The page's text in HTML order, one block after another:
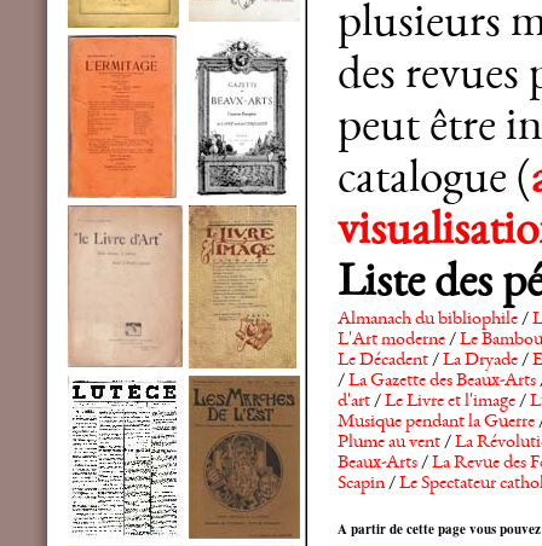
plusieurs
des revues
peut être
catalogue (
Liste des
Almanach du bibliophile/
L'Art moderne/Le Bambou
Le Décadent/La Dryade/
/La Gazette des Beaux-Arts
d'art/Le Livre et l'image/
Musique pendant la Guerre
Plume au vent/La
Beaux-Arts/La Revue des
Scapin/Le Spectateur
A partir de cette page vous